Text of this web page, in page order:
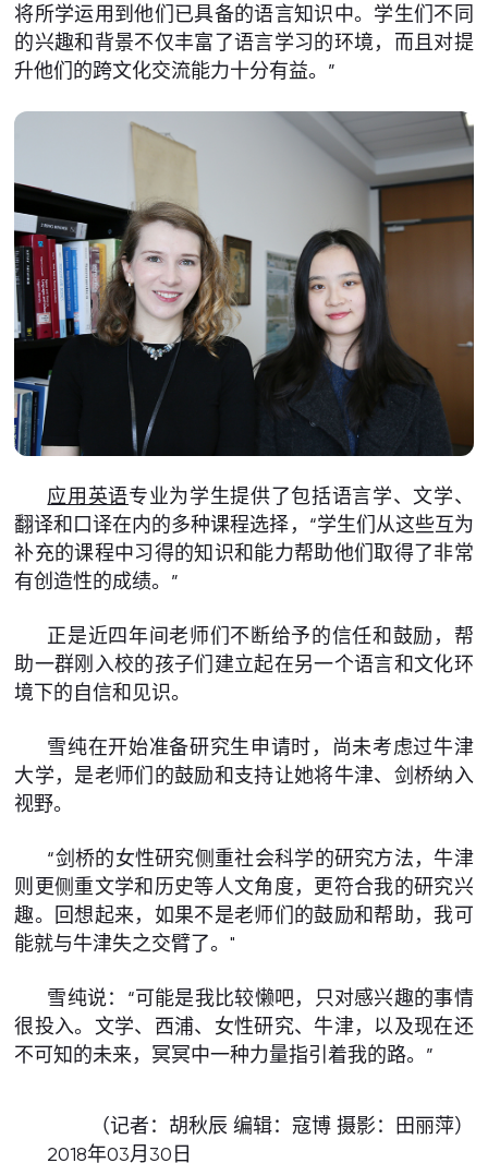
将所学运用到他们已具备的语言知识中。学生们不同
的兴趣和背景不仅丰富了语言学习的环境，而且对提
升他们的跨文化交流能力十分有益。”
应用英语专业为学生提供了包括语言学、文学、
翻译和口译在内的多种课程选择，“学生们从这些互为
补充的课程中习得的知识和能力帮助他们取得了非常
有创造性的成绩。”
正是近四年间老师们不断给予的信任和鼓励，帮
助一群刚入校的孩子们建立起在另一个语言和文化环
境下的自信和见识。
雪纯在开始准备研究生申请时，尚未考虑过牛津
大学，是老师们的鼓励和支持让她将牛津、剑桥纳入
视野。
“剑桥的女性研究侧重社会科学的研究方法，牛津
则更侧重文学和历史等人文角度，更符合我的研究兴
趣。回想起来，如果不是老师们的鼓励和帮助，我可
能就与牛津失之交臂了。"
雪纯说：“可能是我比较懒吧，只对感兴趣的事情
很投入。文学、西浦、女性研究、牛津，以及现在还
不可知的未来，冥冥中一种力量指引着我的路。”
（记者：胡秋辰 编辑：寇博 摄影：田丽萍）
2018年03月30日